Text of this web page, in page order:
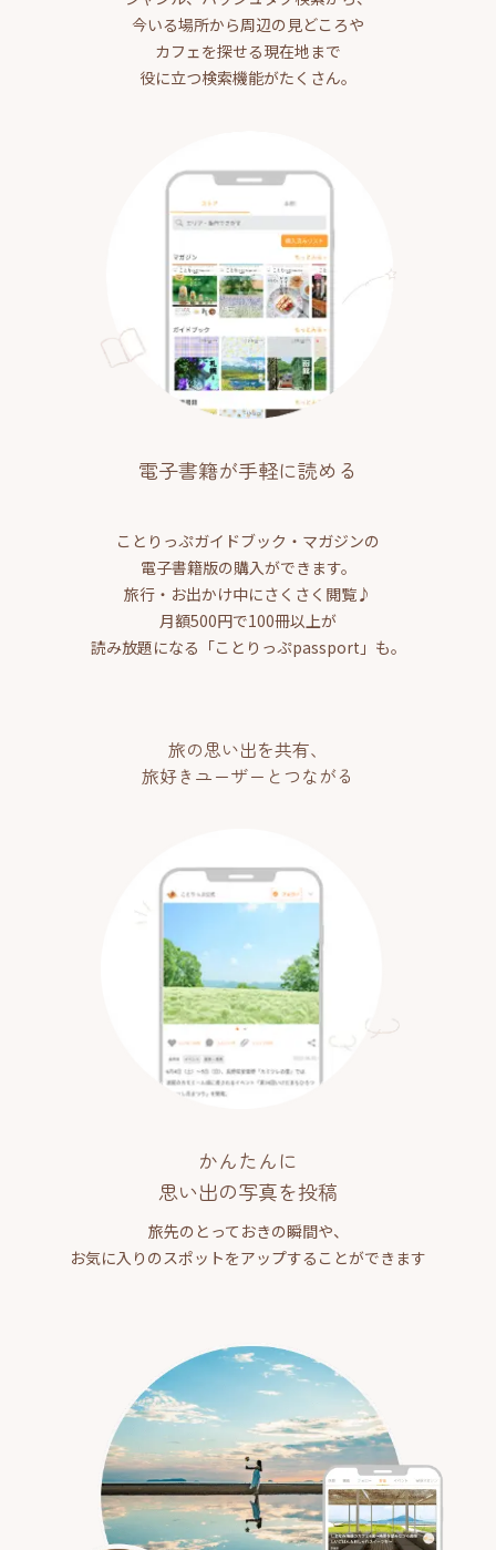
今いる場所から周辺の見どころや
カフェを探せる現在地まで
役に立つ検索機能がたくさん。
電子書籍が手軽に読める
ことりっぷガイドブック・マガジンの
電子書籍版の購入ができます。
旅行・お出かけ中にさくさく閲覧♪
月額500円で100冊以上が
読み放題になる「ことりっぷpassport」も。
旅の思い出を共有、
旅好きユーザーとつながる
かんたんに
思い出の写真を投稿
旅先のとっておきの瞬間や、
お気に入りのスポットをアップすることができます